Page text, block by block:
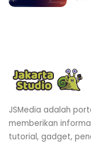
JSMedia adalah
memberikan
tutorial, gadget,